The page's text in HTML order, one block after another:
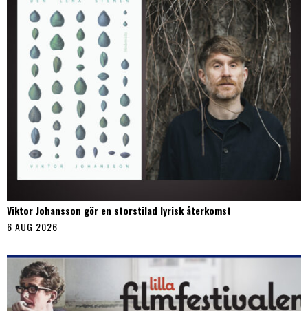
Viktor Johansson gör en storstilad lyrisk återkomst
6 AUG 2026